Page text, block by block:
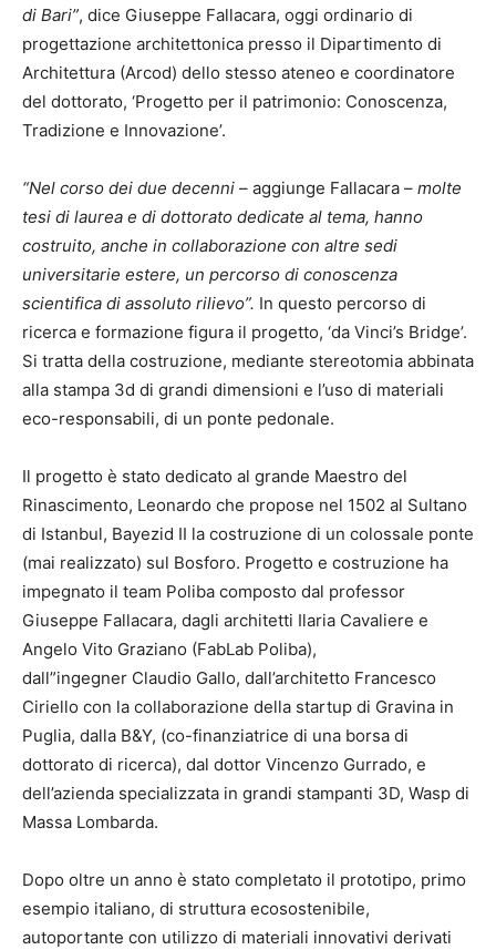
di Bari”, dice Giuseppe Fallacara, oggi ordinario di
progettazione architettonica presso il Dipartimento di
Architettura (Arcod) dello stesso ateneo e coordinatore
del dottorato, ‘Progetto per il patrimonio: Conoscenza,
Tradizione e Innovazione’.
“Nel corso dei due decenni – aggiunge Fallacara – molte
tesi di laurea e di dottorato dedicate al tema, hanno
costruito, anche in collaborazione con altre sedi
universitarie estere, un percorso di conoscenza
scientifica di assoluto rilievo”. In questo percorso di
ricerca e formazione figura il progetto, ‘da Vinci’s Bridge’.
Si tratta della costruzione, mediante stereotomia abbinata
alla stampa 3d di grandi dimensioni e l’uso di materiali
eco-responsabili, di un ponte pedonale.
Il progetto è stato dedicato al grande Maestro del
Rinascimento, Leonardo che propose nel 1502 al Sultano
di Istanbul, Bayezid II la costruzione di un colossale ponte
(mai realizzato) sul Bosforo. Progetto e costruzione ha
impegnato il team Poliba composto dal professor
Giuseppe Fallacara, dagli architetti Ilaria Cavaliere e
Angelo Vito Graziano (FabLab Poliba),
dall”ingegner Claudio Gallo, dall’architetto Francesco
Ciriello con la collaborazione della startup di Gravina in
Puglia, dalla B&Y, (co-finanziatrice di una borsa di
dottorato di ricerca), dal dottor Vincenzo Gurrado, e
dell’azienda specializzata in grandi stampanti 3D, Wasp di
Massa Lombarda.
Dopo oltre un anno è stato completato il prototipo, primo
esempio italiano, di struttura ecosostenibile,
autoportante con utilizzo di materiali innovativi derivati